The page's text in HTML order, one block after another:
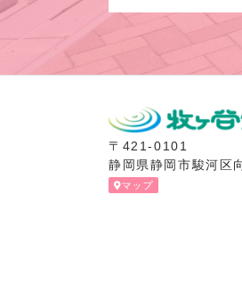
〒421-0101
静岡県静岡市駿河区